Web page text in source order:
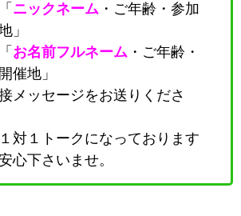
ニックネーム ・
ご年齢・参加
」
お名前フルネーム ・
ご年齢・
催地」
メッセージをお送りくださ
対１トークになっております
心下さいませ。